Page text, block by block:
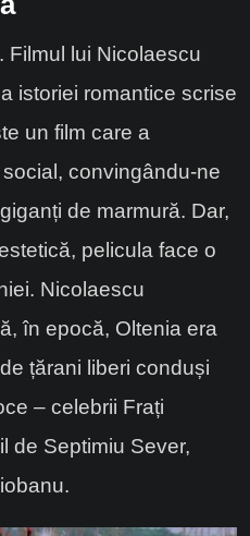
Filmul lui Nicolaescu
istoriei romantice scrise
un film care a
convingându-ne
de marmură. Dar,
pelicula face o
Nicolaescu
în epocă, Oltenia era
țărani liberi conduși
– celebrii Frați
de Septimiu Sever,